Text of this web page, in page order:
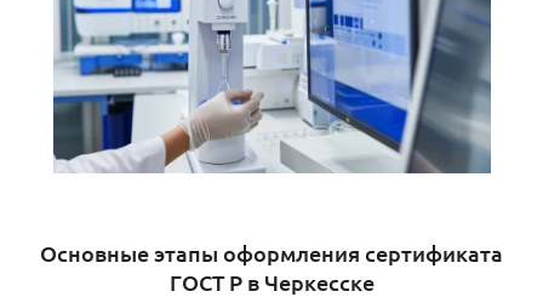
Основные этапы оформления сертификата
ГОСТ Р в Черкесске